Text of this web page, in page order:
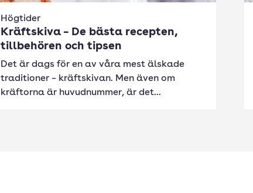
Högtider
Kräftskiva – De bästa recepten,
tillbehören och tipsen
Det är dags för en av våra mest älskade
traditioner – kräftskivan. Men även om
kräftorna är huvudnummer, är det...